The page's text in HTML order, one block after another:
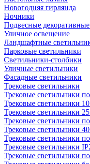
Новогодняя гирлянда
Ночники
Подвесные
Уличное освещение
Ландшафтные
Парковые светильники
Светильники-столбики
Уличные светильники
Фасадные светильники
Трековые светильники
Трековые светильники
Трековые светильники
Трековые светильники
Трековые светильники
Трековые светильники
Трековые светильники
Трековые светильники
Трековые светильники